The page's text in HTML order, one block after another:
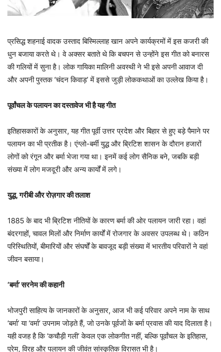
प्रसिद्ध शहनाई वादक उस्ताद बिस्मिल्लाह खान अपने कार्यक्रमों में इस कजरी की
धुन बजाया करते थे। वे अक्सर बताते थे कि बचपन से उन्होंने इस गीत को बनारस
की गलियों में सुना है। लोक गायिका मालिनी अवस्थी ने भी इसे अपनी आवाज दी
और अपनी पुस्तक ‘चंदन किवाड़’ में इससे जुड़ी लोककथाओं का उल्लेख किया है।
पूर्वांचल के पलायन का दस्तावेज भी है यह गीत
इतिहासकारों के अनुसार, यह गीत पूर्वी उत्तर प्रदेश और बिहार से हुए बड़े पैमाने पर
पलायन का भी प्रतीक है। एंग्लो-बर्मी युद्ध और ब्रिटिश शासन के दौरान हजारों
लोगों को रंगून और बर्मा भेजा गया था। इनमें कई लोग सैनिक बने, जबकि बड़ी
संख्या में लोग मजदूरी और अन्य कार्यों में लगे।
युद्ध, गरीबी और रोज़गार की तलाश
1885 के बाद भी ब्रिटिश नीतियों के कारण बर्मा की ओर पलायन जारी रहा। वहां
बंदरगाहों, चावल मिलों और निर्माण कार्यों में रोजगार के अवसर उपलब्ध थे। कठिन
परिस्थितियों, बीमारियों और संघर्षों के बावजूद बड़ी संख्या में भारतीय परिवारों ने वहां
जीवन बसाया।
‘बर्मा’ सरनेम की कहानी
भोजपुरी साहित्य के जानकारों के अनुसार, आज भी कई परिवार अपने नाम के साथ
‘बर्मा’ या ‘वर्मा’ उपनाम जोड़ते हैं, जो उनके पूर्वजों के बर्मा प्रवास की याद दिलाता है।
यही वजह है कि ‘कचौड़ी गली’ केवल एक लोकगीत नहीं, बल्कि पूर्वांचल के इतिहास,
प्रेम, विरह और पलायन की जीवंत सांस्कृतिक विरासत भी है।